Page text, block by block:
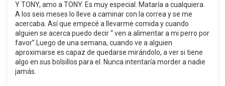
Y TONY, amo a TONY. Es muy especial. Mataría a cualquiera.
A los seis meses lo lleve a caminar con la correa y se me
acercaba. Así que empecé a llevarme comida y cuando
alguien se acerca puedo decir “ ven a alimentar a mi perro por
favor”.Luego de una semana, cuando ve a alguien
aproximarse es capaz de quedarse mirándolo, a ver si tiene
algo en sus bolsillos para el. Nunca intentaría morder a nadie
jamás.